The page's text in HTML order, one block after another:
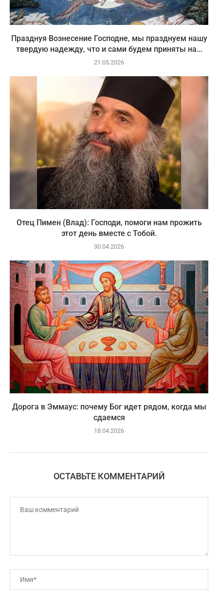
Празднуя Вознесение Господне, мы празднуем нашу
твердую надежду, что и сами будем приняты на...
21.05.2026
Отец Пимен (Влад): Господи, помоги нам прожить
этот день вместе с Тобой.
30.04.2026
Дорога в Эммаус: почему Бог идет рядом, когда мы
сдаемся
18.04.2026
ОСТАВЬТЕ КОММЕНТАРИЙ